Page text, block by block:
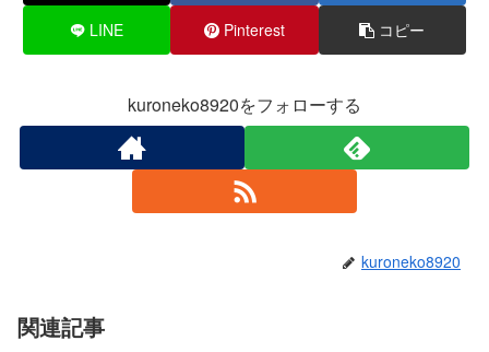
LINE Pinterest コピー
kuroneko8920をフォローする
kuroneko8920
関連記事